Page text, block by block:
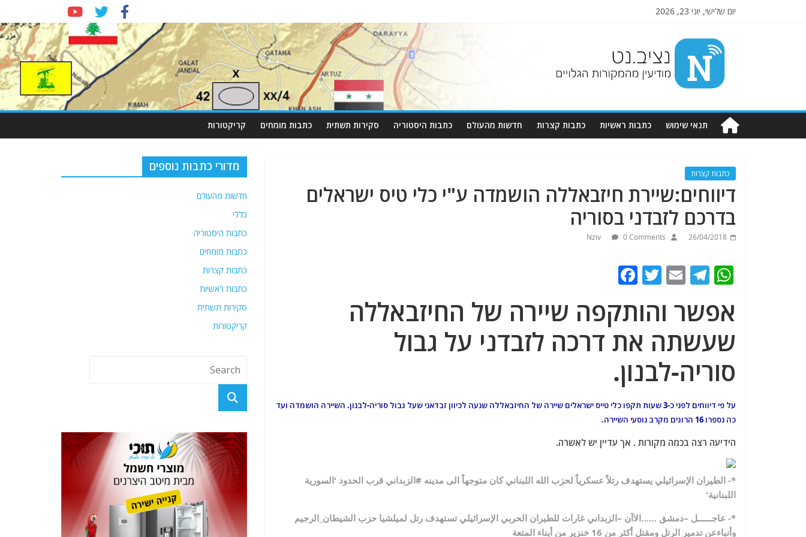
יום שלישי, יוני 23, 2026
Nziv.net
מודיעין
מהמקורות
תנאי שימוש כתבות ראשיות כתבות קצרות חדשות מהעולם כתבות היסטוריה סקירות תשתית כתבות מומחים קריקטורות
כתבות קצרות
דיווחים:שיירת חיזבאללה הושמדה ע"י כלי טיס ישראלים
בדרכם לזבדני בסוריה
26/04/2018
Nziv 0 Comments
W
at
s
A
p
p
T
e
g
ra
m
E
ai
l
T
itt
er
c
e
b
o
o
k
אפשר והותקפה שיירה של החיזבאללה
שעשתה את דרכה לזבדני על גבול
סוריה-לבנון.
על פי דיווחים לפני כ-3 שעות תקפו כלי טייס ישראלים שיירה של החיזבאללה שנעה לכיוון זבדאני שעל גבול סוריה-לבנון. השיירה הושמדה ועד
כה נספרו 16 הרוגים מקרב נוסעי השיירה.
הידיעה רצה בכמה מקורות . אך עדיין יש לאשרה.
*- الطيران الإسرائيلي يستهدف رتلاً عسكرياً لحزب الله اللبناني كان متوجهاً الى مدينه #الزبداني قرب الحدود 'السورية
اللبنانية'
*- عاجــــــل –دمشق ……الاآن –الزبداني غارات للطيران الحربي الإسرائيلي تستهدف رتل لميلشيا حزب الشيطان_الرجيم
وأنباءعن تدمير الرتل ومقتل أكثر من 16 خنزير من أبناء المتعة
מדורי כתבות נוספים
חדשות מהעולם
כללי
כתבות היסטוריה
כתבות מומחים
כתבות קצרות
כתבות ראשיות
סקירות תשתית
קריקטורות